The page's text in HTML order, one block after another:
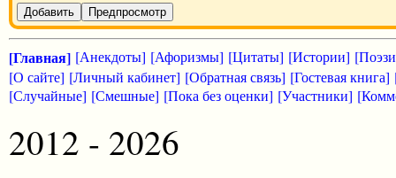
Добавить Предпросмотр
[Главная] [Анекдоты] [Афоризмы] [Цитаты] [Истории]
[О сайте] [Личный кабинет] [Обратная связь] [Гостевая книга]
[Случайные] [Смешные] [Пока без оценки] [Участники]
2012 - 2026